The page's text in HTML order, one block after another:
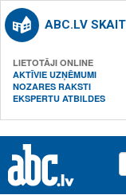
ABC.LV
LIETOTĀJI ONLINE
AKTĪVIE UZŅĒMUMI
NOZARES RAKSTI
EKSPERTU ATBILDES